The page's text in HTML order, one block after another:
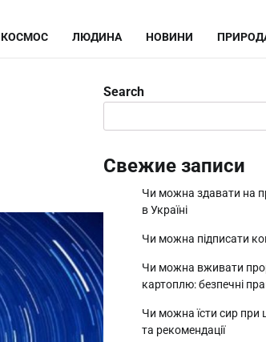
КОСМОС ЛЮДИНА НОВИНИ
Search
Свежие записи
Чи можна здавати на
в Україні
Чи можна підписати
Чи можна вживати
картоплю: безпечні
Чи можна їсти сир при
та рекомендації